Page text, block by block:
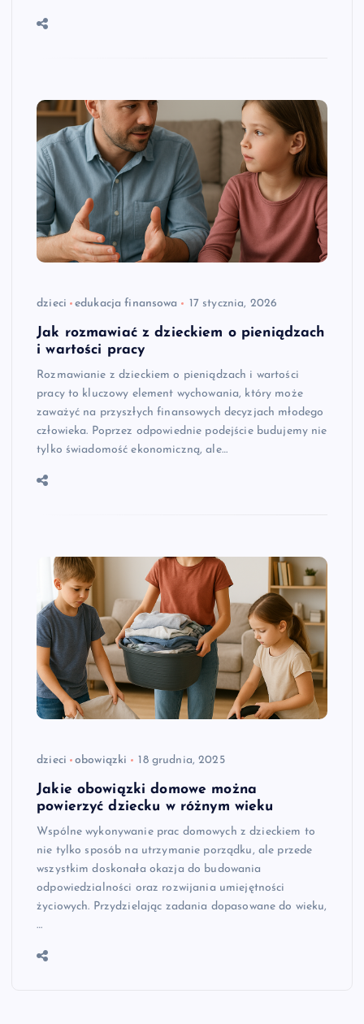
dzieci edukacja finansowa 17 stycznia, 2026
Jak rozmawiać z dzieckiem o pieniądzach
i wartości pracy
Rozmawianie z dzieckiem o pieniądzach i wartości
pracy to kluczowy element wychowania, który może
zaważyć na przyszłych finansowych decyzjach młodego
człowieka. Poprzez odpowiednie podejście budujemy nie
tylko świadomość ekonomiczną, ale…
dzieci obowiązki 18 grudnia, 2025
Jakie obowiązki domowe można
powierzyć dziecku w różnym wieku
Wspólne wykonywanie prac domowych z dzieckiem to
nie tylko sposób na utrzymanie porządku, ale przede
wszystkim doskonała okazja do budowania
odpowiedzialności oraz rozwijania umiejętności
życiowych. Przydzielając zadania dopasowane do wieku,
…